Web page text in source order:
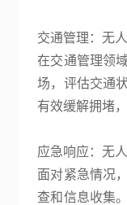
交通管理：无
在交通管理领
场，评估交通
有效缓解拥堵
应急响应：无
面对紧急情况
查和信息收集